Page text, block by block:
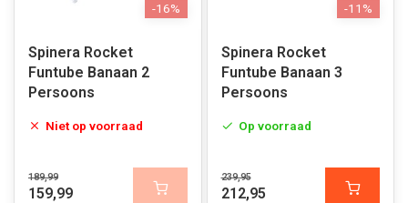
-16%
Spinera Rocket
Funtube Banaan 2
Persoons
Niet op voorraad
189,99
159,99
-11%
Spinera Rocket
Funtube Banaan 3
Persoons
Op voorraad
239,95
212,95